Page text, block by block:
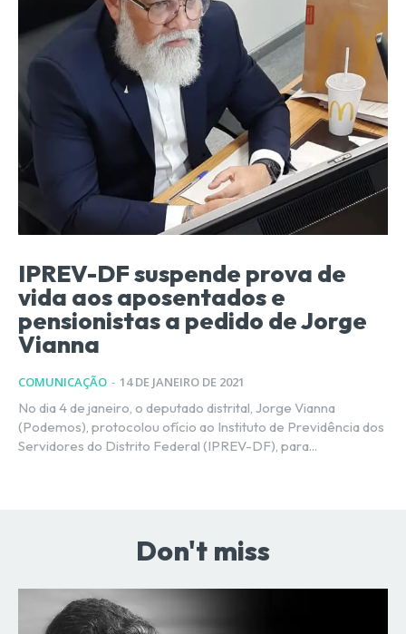
IPREV-DF suspende prova de
vida aos aposentados e
pensionistas a pedido de Jorge
Vianna
COMUNICAÇÃO - 14 DE JANEIRO DE 2021
No dia 4 de janeiro, o deputado distrital, Jorge Vianna
(Podemos), protocolou ofício ao Instituto de Previdência dos
Servidores do Distrito Federal (IPREV-DF), para...
Don't miss